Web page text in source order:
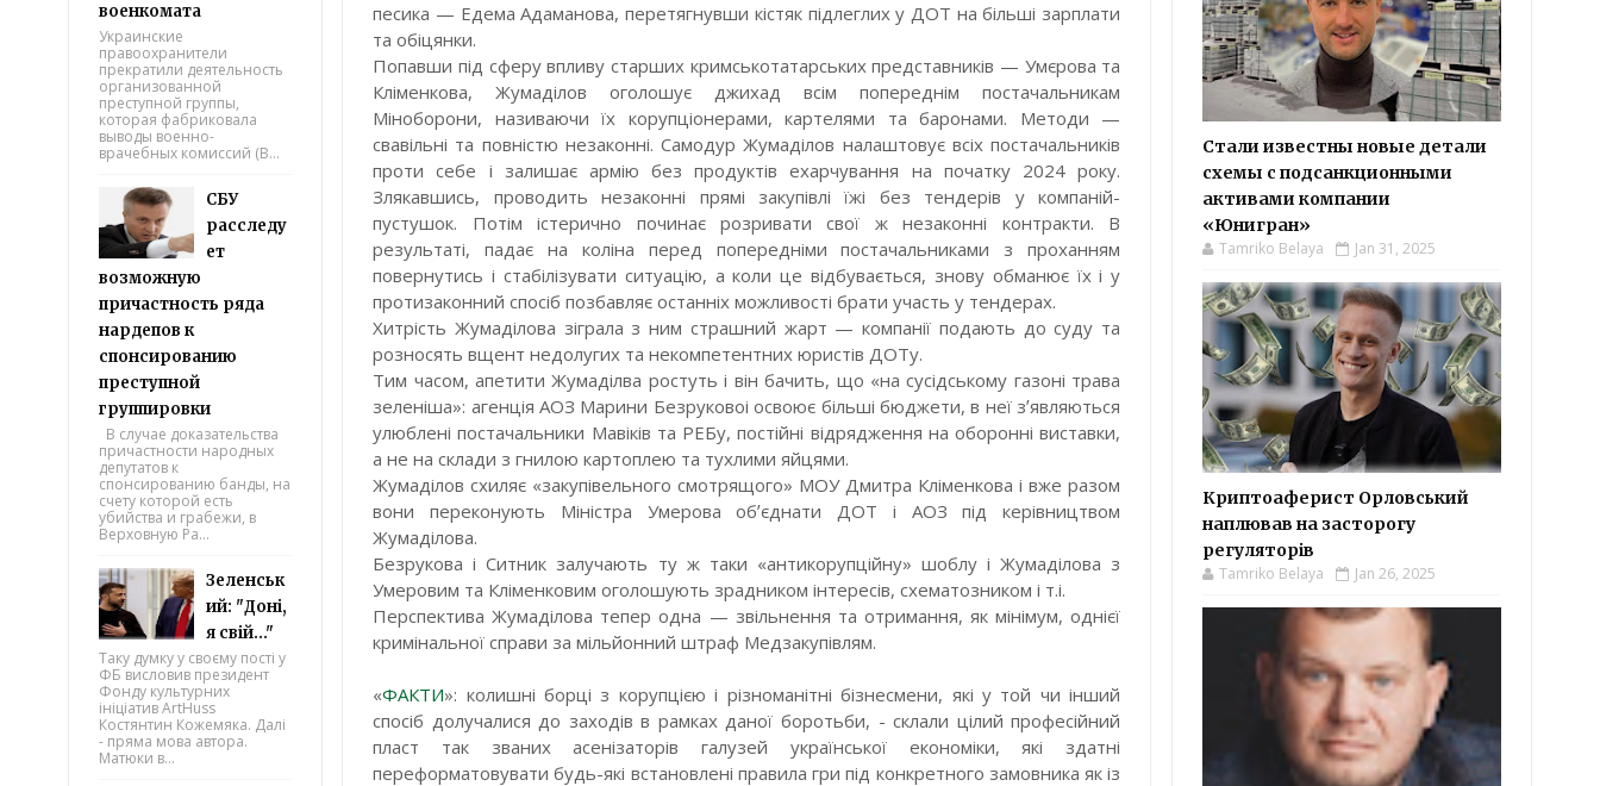
военкомата
Украинские
правоохранители
прекратили деятельность
организованной
преступной группы,
которая фабриковала
выводы военно-
врачебных комиссий (В...
СБУ
расследу
ет
возможную
причастность ряда
нардепов к
спонсированию
преступной
группировки
В случае доказательства
причастности народных
депутатов к
спонсированию банды, на
счету которой есть
убийства и грабежи, в
Верховную Ра...
Зеленськ
ий: "Доні,
я свій..."
Таку думку у своєму пості у
ФБ висловив президент
Фонду культурних
ініціатив ArtHuss
Костянтин Кожемяка. Далі
- пряма мова автора.
Матюки в...
песика — Едема Адаманова, перетягнувши кістяк підлеглих у ДОТ на більші зарплати
та обіцянки.
Попавши під сферу впливу старших кримськотатарських представників — Умєрова та
Кліменкова, Жумаділов оголошує джихад всім попереднім постачальникам
Міноборони, називаючи їх корупціонерами, картелями та баронами. Методи —
свавільні та повністю незаконні. Самодур Жумаділов налаштовує всіх постачальників
проти себе і залишає армію без продуктів ехарчування на початку 2024 року.
Злякавшись, проводить незаконні прямі закупівлі їжі без тендерів у компаній-
пустушок. Потім істерично починає розривати свої ж незаконні контракти. В
результаті, падає на коліна перед попередніми постачальниками з проханням
повернутись і стабілізувати ситуацію, а коли це відбувається, знову обманює їх і у
протизаконний спосіб позбавляє останніх можливості брати участь у тендерах.
Хитрість Жумаділова зіграла з ним страшний жарт — компанії подають до суду та
розносять вщент недолугих та некомпетентних юристів ДОТу.
Тим часом, апетити Жумаділва ростуть і він бачить, що «на сусідському газоні трава
зеленіша»: агенція АОЗ Марини Безруковоі освоює більші бюджети, в неї зʼявляються
улюблені постачальники Мавіків та РЕБу, постійні відрядження на оборонні виставки,
а не на склади з гнилою картоплею та тухлими яйцями.
Жумаділов схиляє «закупівельного смотрящого» МОУ Дмитра Кліменкова і вже разом
вони переконують Міністра Умерова обʼєднати ДОТ і АОЗ під керівництвом
Жумаділова.
Безрукова і Ситник залучають ту ж таки «антикорупційну» шоблу і Жумаділова з
Умеровим та Кліменковим оголошують зрадником інтересів, схематозником і т.і.
Перспектива Жумаділова тепер одна — звільнення та отримання, як мінімум, однієї
кримінальної справи за мільйонний штраф Медзакупівлям.
«ФАКТИ»: колишні борці з корупцією і різноманітні бізнесмени, які у той чи інший
спосіб долучалися до заходів в рамках даної боротьби, - склали цілий професійний
пласт так званих асенізаторів галузей української економіки, які здатні
переформатовувати будь-які встановлені правила гри під конкретного замовника як із
Стали известны новые детали
схемы с подсанкционными
активами компании
«Юнигран»
Tamriko Belaya Jan 31, 2025
Криптоаферист Орловський
наплював на засторогу
регуляторів
Tamriko Belaya Jan 26, 2025